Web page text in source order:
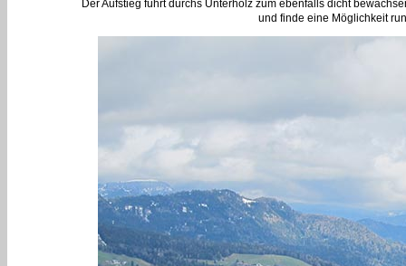
Der Aufstieg führt durchs Unterholz zum ebenfalls dicht
und finde eine Möglichkeit